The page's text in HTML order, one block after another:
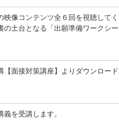
像コンテンツ全６回を視聴してく
土台となる「出願準備ワークシ
面接対策講座】よりダウンロード
を受講します。